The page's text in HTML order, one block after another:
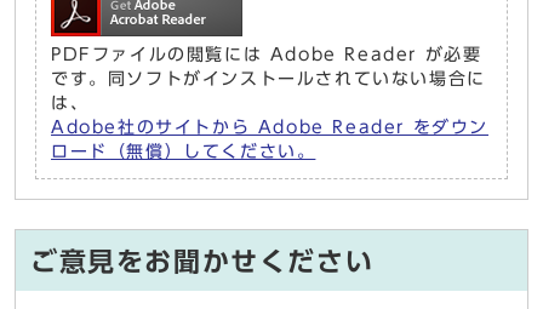
PDFファイルの閲覧には Adobe Reader が必要
です。同ソフトがインストールされていない場合に
は、
Adobe社のサイトから Adobe Reader をダウン
ロード（無償）してください。
ご意見をお聞かせください